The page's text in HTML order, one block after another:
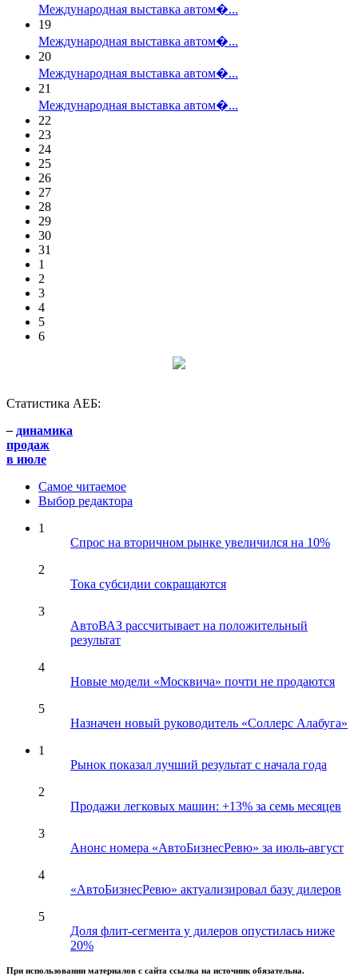
Международная выставка автом�...
19
Международная выставка автом�...
20
Международная выставка автом�...
21
Международная выставка автом�...
22
23
24
25
26
27
28
29
30
31
1
2
3
4
5
6
Статистика АЕБ:
– динамика
продаж
в июле
Самое читаемое
Выбор редактора
1
Спрос на вторичном рынке увеличился на 10%
2
Тока субсидии сокращаются
3
АвтоВАЗ рассчитывает на положительный
результат
4
Новые модели «Москвича» почти не продаются
5
Назначен новый руководитель «Соллерс Алабуга»
1
Рынок показал лучший результат с начала года
2
Продажи легковых машин: +13% за семь месяцев
3
Анонс номера «АвтоБизнесРевю» за июль-август
4
«АвтоБизнесРевю» актуализировал базу дилеров
5
Доля флит-сегмента у дилеров опустилась ниже
20%
При использовании материалов с сайта ссылка на источник обязательна.